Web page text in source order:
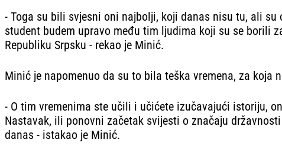
- Toga su bili svjesni oni najbolji, koji danas nisu tu, ali
student budem upravo među tim ljudima koji su se borili
Republiku Srpsku - rekao je Minić.
Minić je napomenuo da su to bila teška vremena, za koja
- O tim vremenima ste učili i učićete izučavajući istoriju,
Nastavak, ili ponovni začetak svijesti o značaju
danas - istakao je Minić.